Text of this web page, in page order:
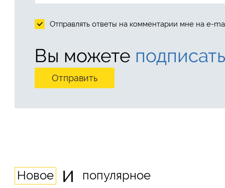
Отправлять ответы на комментарии мне на e-
Вы можете
Новое и популярное